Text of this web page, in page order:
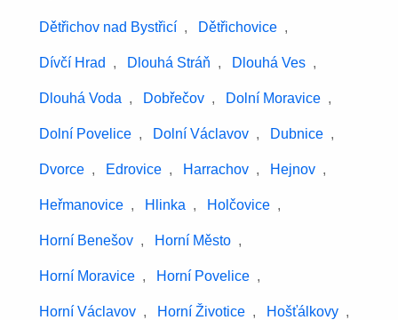
Dětřichov nad Bystřicí , Dětřichovice ,
Dívčí Hrad , Dlouhá Stráň , Dlouhá Ves ,
Dlouhá Voda , Dobřečov , Dolní Moravice ,
Dolní Povelice , Dolní Václavov , Dubnice ,
Dvorce , Edrovice , Harrachov , Hejnov ,
Heřmanovice , Hlinka , Holčovice ,
Horní Benešov , Horní Město ,
Horní Moravice , Horní Povelice ,
Horní Václavov , Horní Životice , Hošťálkovy ,